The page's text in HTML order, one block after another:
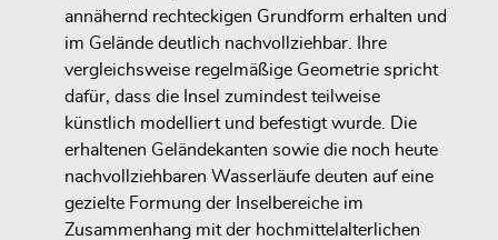
annähernd rechteckigen Grundform erhalten und
im Gelände deutlich nachvollziehbar. Ihre
vergleichsweise regelmäßige Geometrie spricht
dafür, dass die Insel zumindest teilweise
künstlich modelliert und befestigt wurde. Die
erhaltenen Geländekanten sowie die noch heute
nachvollziehbaren Wasserläufe deuten auf eine
gezielte Formung der Inselbereiche im
Zusammenhang mit der hochmittelalterlichen